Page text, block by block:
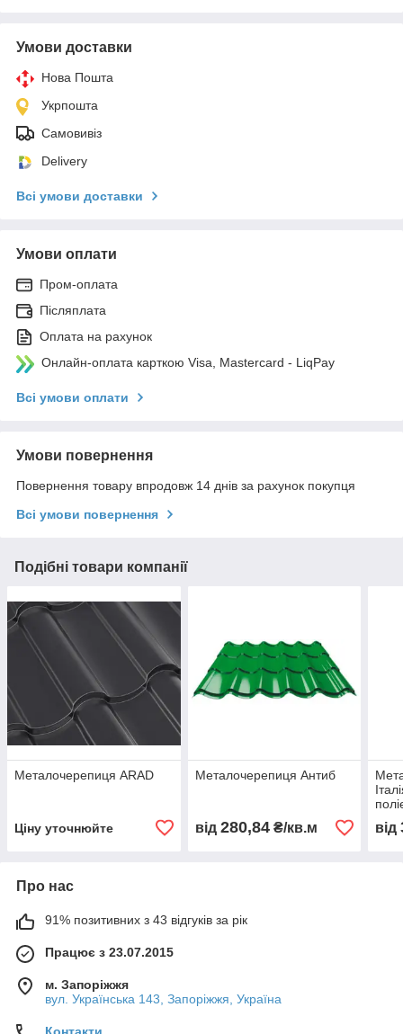
Умови доставки
Нова Пошта
Укрпошта
Самовивіз
Delivery
Всі умови доставки
Умови оплати
Пром-оплата
Післяплата
Оплата на рахунок
Онлайн-оплата карткою Visa, Mastercard - LiqPay
Всі умови оплати
Умови повернення
Повернення товару впродовж 14 днів за рахунок покупця
Всі умови повернення
Подібні товари компанії
Металочерепиця ARAD
Ціну уточнюйте
Металочерепиця Антиб
від 280,84₴/кв.м від
Про нас
91% позитивних з 43 відгуків за рік
Працює з 23.07.2015
м. Запоріжжя
вул. Українська 143, Запоріжжя, Україна